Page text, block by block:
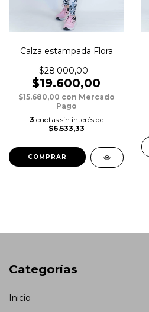
Calza estampada Flora
$28.000,00
$19.600,00
$15.680,00 con Mercado
Pago
3 cuotas sin interés de
$6.533,33
COMPRAR
Categorías
Inicio